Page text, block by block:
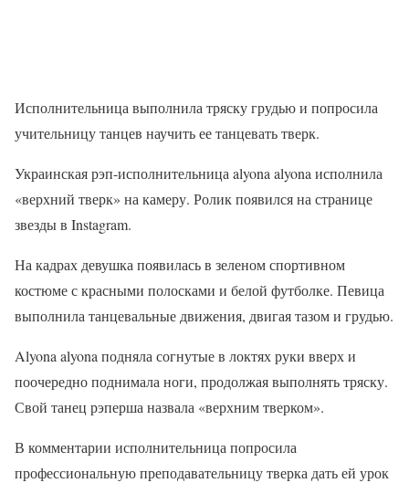
Исполнительница выполнила тряску грудью и попросила
учительницу танцев научить ее танцевать тверк.
Украинская рэп-исполнительница alyona alyona исполнила
«верхний тверк» на камеру. Ролик появился на странице
звезды в Instagram.
На кадрах девушка появилась в зеленом спортивном
костюме с красными полосками и белой футболке. Певица
выполнила танцевальные движения, двигая тазом и грудью.
Alyona alyona подняла согнутые в локтях руки вверх и
поочередно поднимала ноги, продолжая выполнять тряску.
Свой танец рэперша назвала «верхним тверком».
В комментарии исполнительница попросила
профессиональную преподавательницу тверка дать ей урок